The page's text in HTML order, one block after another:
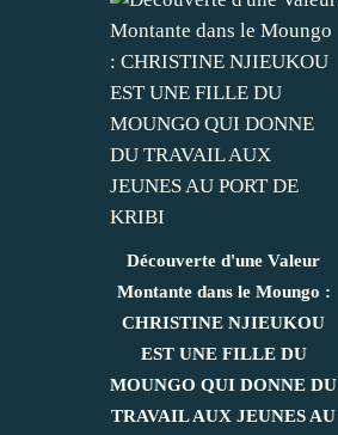
Découverte d'une Valeur
Montante dans le Moungo :
CHRISTINE NJIEUKOU
EST UNE FILLE DU
MOUNGO QUI DONNE DU
TRAVAIL AUX JEUNES AU